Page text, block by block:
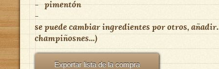
- pimentón
-
se puede cambiar ingredientes por otros,
champiñosnes...)
Exportar lista de la compra